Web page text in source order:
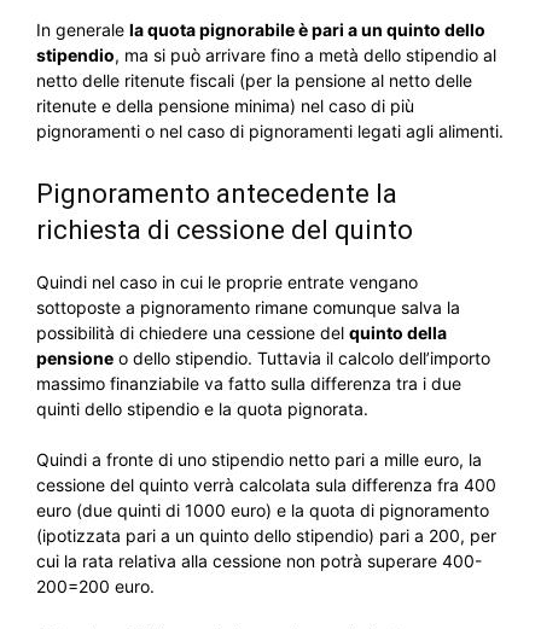
In generale la quota pignorabile è pari a un quinto dello
stipendio, ma si può arrivare fino a metà dello stipendio al
netto delle ritenute fiscali (per la pensione al netto delle
ritenute e della pensione minima) nel caso di più
pignoramenti o nel caso di pignoramenti legati agli alimenti.
Pignoramento antecedente la
richiesta di cessione del quinto
Quindi nel caso in cui le proprie entrate vengano
sottoposte a pignoramento rimane comunque salva la
possibilità di chiedere una cessione del quinto della
pensione o dello stipendio. Tuttavia il calcolo dell’importo
massimo finanziabile va fatto sulla differenza tra i due
quinti dello stipendio e la quota pignorata.
Quindi a fronte di uno stipendio netto pari a mille euro, la
cessione del quinto verrà calcolata sula differenza fra 400
euro (due quinti di 1000 euro) e la quota di pignoramento
(ipotizzata pari a un quinto dello stipendio) pari a 200, per
cui la rata relativa alla cessione non potrà superare 400-
200=200 euro.